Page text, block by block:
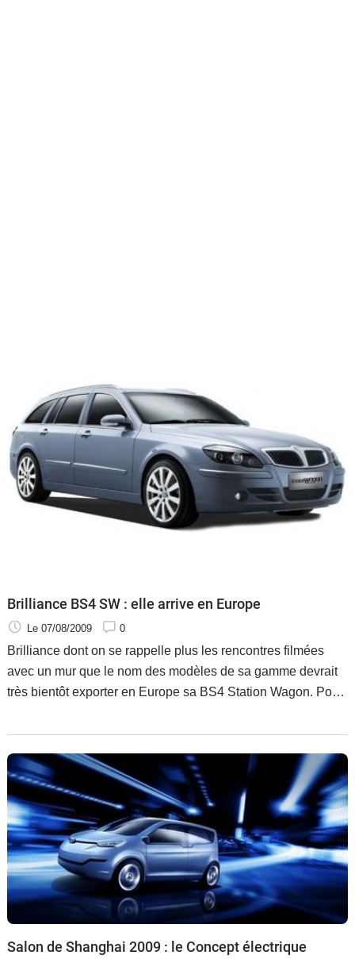
Brilliance BS4 SW : elle arrive en Europe
Le 07/08/2009 0
Brilliance dont on se rappelle plus les rencontres filmées
avec un mur que le nom des modèles de sa gamme devrait
très bientôt exporter en Europe sa BS4 Station Wagon. Pour
certains
Salon de Shanghai 2009 : le Concept électrique